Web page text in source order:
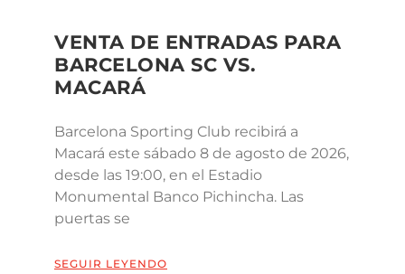
VENTA DE ENTRADAS PARA
BARCELONA SC VS.
MACARÁ
Barcelona Sporting Club recibirá a
Macará este sábado 8 de agosto de 2026,
desde las 19:00, en el Estadio
Monumental Banco Pichincha. Las
puertas se
SEGUIR LEYENDO